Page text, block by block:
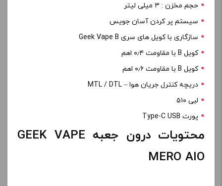
حجم مخزن : ۳ میلی لیتر
سیستم پر کردن آسان جویس
سازگاری با کویل های سری Geek Vape B
کویل B با مقاومت ۰٫۴ اهم
کویل B با مقاومت ۰٫۶ اهم
دریچه کنترل جریان هوا – MTL / DTL
لبی ۵۱۰
پورت Type-C USB
محتویات درون جعبه GEEK VAPE
MERO AIO